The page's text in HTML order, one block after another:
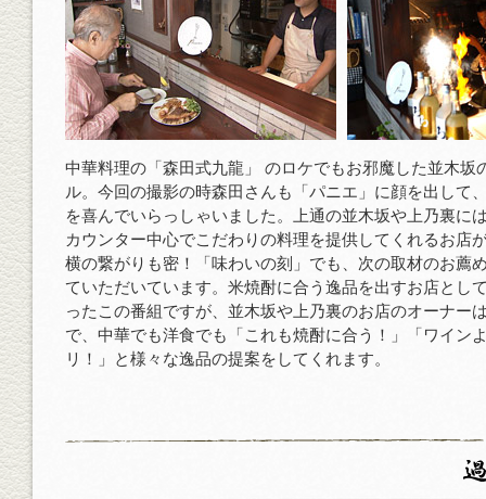
中華料理の「森田式九龍」 のロケでもお邪魔した並木坂
ル。今回の撮影の時森田さんも「パニエ」に顔を出して
を喜んでいらっしゃいました。上通の並木坂や上乃裏に
カウンター中心でこだわりの料理を提供してくれるお店
横の繋がりも密！「味わいの刻」でも、次の取材のお薦
ていただいています。米焼酎に合う逸品を出すお店とし
ったこの番組ですが、並木坂や上乃裏のお店のオーナー
で、中華でも洋食でも「これも焼酎に合う！」「ワイン
リ！」と様々な逸品の提案をしてくれます。